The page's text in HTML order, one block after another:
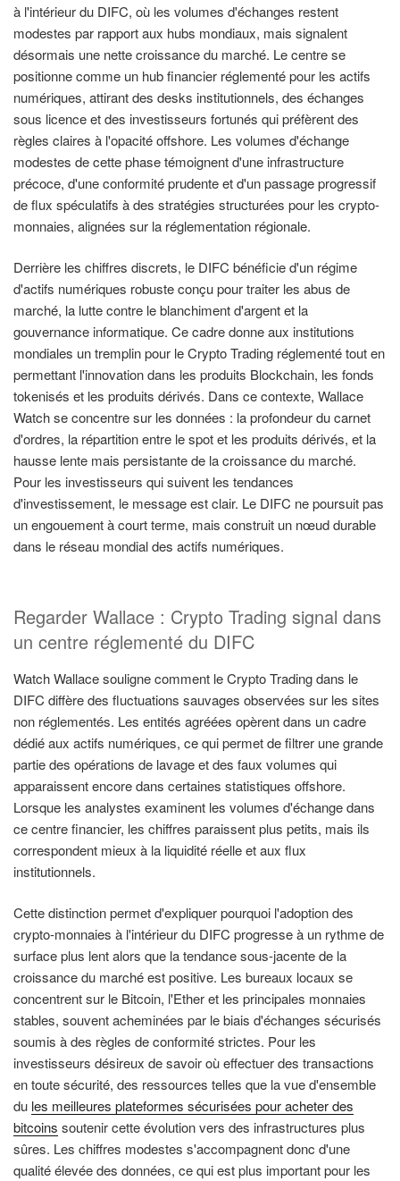
à l'intérieur du DIFC, où les volumes d'échanges restent
modestes par rapport aux hubs mondiaux, mais signalent
désormais une nette croissance du marché. Le centre se
positionne comme un hub financier réglementé pour les actifs
numériques, attirant des desks institutionnels, des échanges
sous licence et des investisseurs fortunés qui préfèrent des
règles claires à l'opacité offshore. Les volumes d'échange
modestes de cette phase témoignent d'une infrastructure
précoce, d'une conformité prudente et d'un passage progressif
de flux spéculatifs à des stratégies structurées pour les crypto-
monnaies, alignées sur la réglementation régionale.
Derrière les chiffres discrets, le DIFC bénéficie d'un régime
d'actifs numériques robuste conçu pour traiter les abus de
marché, la lutte contre le blanchiment d'argent et la
gouvernance informatique. Ce cadre donne aux institutions
mondiales un tremplin pour le Crypto Trading réglementé tout en
permettant l'innovation dans les produits Blockchain, les fonds
tokenisés et les produits dérivés. Dans ce contexte, Wallace
Watch se concentre sur les données : la profondeur du carnet
d'ordres, la répartition entre le spot et les produits dérivés, et la
hausse lente mais persistante de la croissance du marché.
Pour les investisseurs qui suivent les tendances
d'investissement, le message est clair. Le DIFC ne poursuit pas
un engouement à court terme, mais construit un nœud durable
dans le réseau mondial des actifs numériques.
Regarder Wallace : Crypto Trading signal dans
un centre réglementé du DIFC
Watch Wallace souligne comment le Crypto Trading dans le
DIFC diffère des fluctuations sauvages observées sur les sites
non réglementés. Les entités agréées opèrent dans un cadre
dédié aux actifs numériques, ce qui permet de filtrer une grande
partie des opérations de lavage et des faux volumes qui
apparaissent encore dans certaines statistiques offshore.
Lorsque les analystes examinent les volumes d'échange dans
ce centre financier, les chiffres paraissent plus petits, mais ils
correspondent mieux à la liquidité réelle et aux flux
institutionnels.
Cette distinction permet d'expliquer pourquoi l'adoption des
crypto-monnaies à l'intérieur du DIFC progresse à un rythme de
surface plus lent alors que la tendance sous-jacente de la
croissance du marché est positive. Les bureaux locaux se
concentrent sur le Bitcoin, l'Ether et les principales monnaies
stables, souvent acheminées par le biais d'échanges sécurisés
soumis à des règles de conformité strictes. Pour les
investisseurs désireux de savoir où effectuer des transactions
en toute sécurité, des ressources telles que la vue d'ensemble
du les meilleures plateformes sécurisées pour acheter des
bitcoins soutenir cette évolution vers des infrastructures plus
sûres. Les chiffres modestes s'accompagnent donc d'une
qualité élevée des données, ce qui est plus important pour les